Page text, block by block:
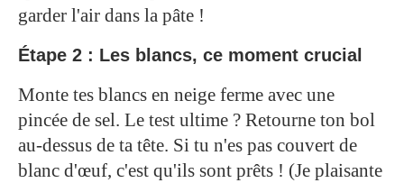
garder l'air dans la pâte !
Étape 2 : Les blancs, ce moment crucial
Monte tes blancs en neige ferme avec une
pincée de sel. Le test ultime ? Retourne ton bol
au-dessus de ta tête. Si tu n'es pas couvert de
blanc d'œuf, c'est qu'ils sont prêts ! (Je plaisante